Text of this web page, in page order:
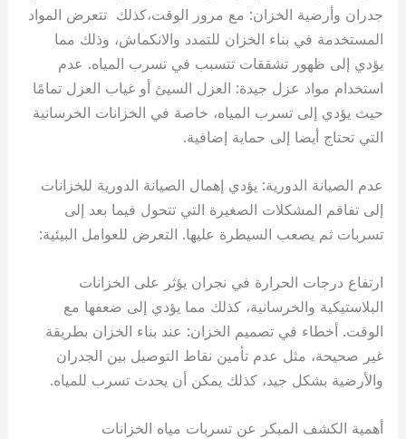
جدران وأرضية الخزان: مع مرور الوقت،كذلك تتعرض المواد
المستخدمة في بناء الخزان للتمدد والانكماش، وذلك مما
يؤدي إلى ظهور تشققات تتسبب في تسرب المياه. عدم
استخدام مواد عزل جيدة: العزل السيئ أو غياب العزل تمامًا
حيث يؤدي إلى تسرب المياه، خاصة في الخزانات الخرسانية
التي تحتاج أيضا إلى حماية إضافية.
عدم الصيانة الدورية: يؤدي إهمال الصيانة الدورية للخزانات
إلى تفاقم المشكلات الصغيرة التي تتحول فيما بعد إلى
تسربات ثم يصعب السيطرة عليها. التعرض للعوامل البيئية:
ارتفاع درجات الحرارة في نجران يؤثر على الخزانات
البلاستيكية والخرسانية، كذلك مما يؤدي إلى ضعفها مع
الوقت. أخطاء في تصميم الخزان: عند بناء الخزان بطريقة
غير صحيحة، مثل عدم تأمين نقاط التوصيل بين الجدران
والأرضية بشكل جيد، كذلك يمكن أن يحدث تسرب للمياه.
أهمية الكشف المبكر عن تسربات مياه الخزانات